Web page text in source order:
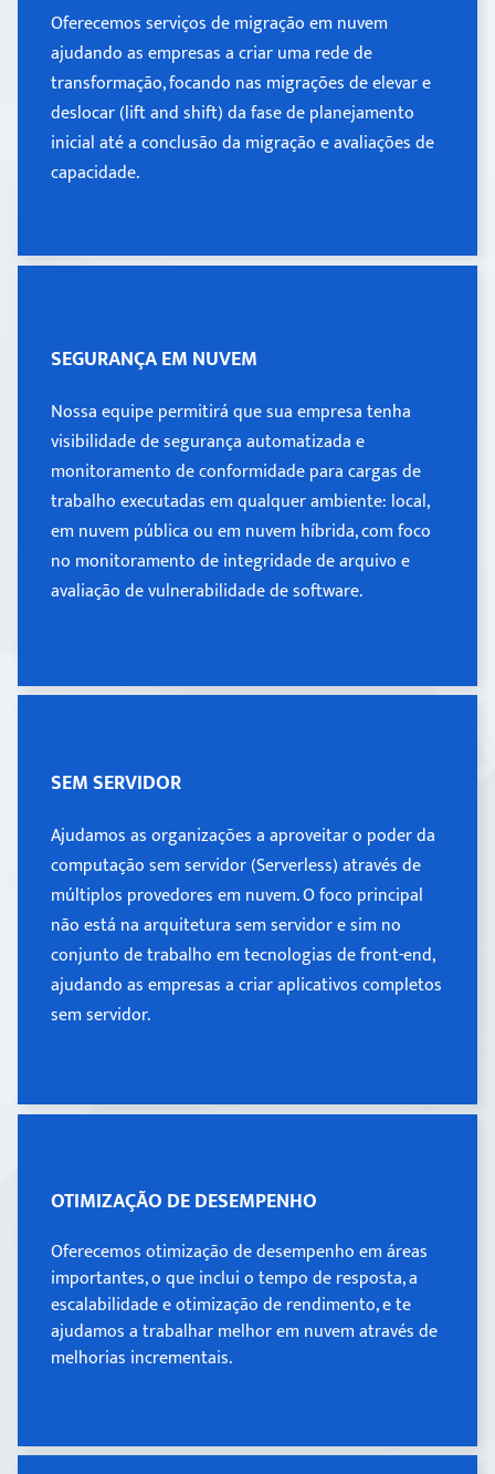
Oferecemos serviços de migração em nuvem
ajudando as empresas a criar uma rede de
transformação, focando nas migrações de elevar e
deslocar (lift and shift) da fase de planejamento
inicial até a conclusão da migração e avaliações de
capacidade.
Oferecemos serviços de migração em nuvem
ajudando as empresas a criar uma rede de
transformação, focando nas migrações de elevar e
deslocar (lift and shift) da fase de planejamento
inicial até a conclusão da migração e avaliações de
capacidade.
SEGURANÇA EM NUVEM
Nossa equipe permitirá que sua empresa tenha
visibilidade de segurança automatizada e
monitoramento de conformidade para cargas de
trabalho executadas em qualquer ambiente: local,
em nuvem pública ou em nuvem híbrida, com foco
no monitoramento de integridade de arquivo e
avaliação de vulnerabilidade de software.
SEGURANÇA EM NUVEM
Nossa equipe permitirá que sua empresa tenha
visibilidade de segurança automatizada e
monitoramento de conformidade para cargas de
trabalho executadas em qualquer ambiente: local,
em nuvem pública ou em nuvem híbrida, com foco
no monitoramento de integridade de arquivo e
avaliação de vulnerabilidade de software.
SEM SERVIDOR
Ajudamos as organizações a aproveitar o poder da
computação sem servidor (Serverless) através de
múltiplos provedores em nuvem. O foco principal
não está na arquitetura sem servidor e sim no
conjunto de trabalho em tecnologias de front-end,
ajudando as empresas a criar aplicativos completos
sem servidor.
SEM SERVIDOR
Ajudamos as organizações a aproveitar o poder da
computação sem servidor (Serverless) através de
múltiplos provedores em nuvem. O foco principal
não está na arquitetura sem servidor e sim no
conjunto de trabalho em tecnologias de front-end,
ajudando as empresas a criar aplicativos completos
sem servidor.
OTIMIZAÇÃO DE DESEMPENHO
Oferecemos otimização de desempenho em áreas
importantes, o que inclui o tempo de resposta, a
escalabilidade e otimização de rendimento, e te
ajudamos a trabalhar melhor em nuvem através de
melhorias incrementais.
OTIMIZAÇÃO DE DESEMPENHO
Oferecemos otimização de desempenho em áreas
importantes, o que inclui o tempo de resposta, a
escalabilidade e otimização de rendimento, e te
ajudamos a trabalhar melhor em nuvem através de
melhorias incrementais.